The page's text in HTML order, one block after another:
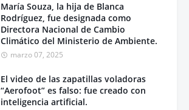
María Souza, la hija de Blanca
Rodríguez, fue designada como
Directora Nacional de Cambio
Climático del Ministerio de Ambiente.
marzo 07, 2025
El video de las zapatillas voladoras
“Aerofoot” es falso: fue creado con
inteligencia artificial.